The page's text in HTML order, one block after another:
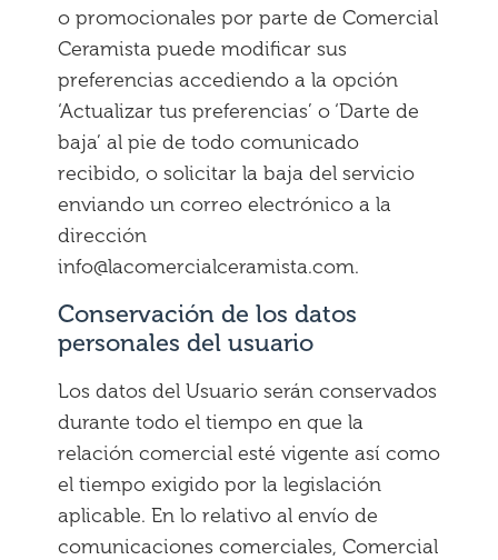
o promocionales por parte de Comercial
Ceramista puede modificar sus
preferencias accediendo a la opción
‘Actualizar tus preferencias’ o ‘Darte de
baja’ al pie de todo comunicado
recibido, o solicitar la baja del servicio
enviando un correo electrónico a la
dirección
info@lacomercialceramista.com.
Conservación de los datos
personales del usuario
Los datos del Usuario serán conservados
durante todo el tiempo en que la
relación comercial esté vigente así como
el tiempo exigido por la legislación
aplicable. En lo relativo al envío de
comunicaciones comerciales, Comercial